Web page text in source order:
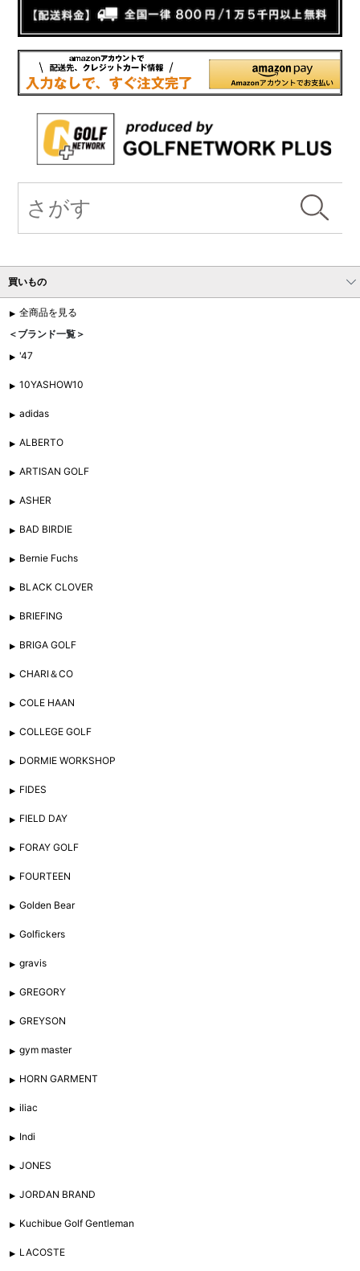
買いもの
全商品を見る
＜ブランド一覧＞
'47
10YASHOW10
adidas
ALBERTO
ARTISAN GOLF
ASHER
BAD BIRDIE
Bernie Fuchs
BLACK CLOVER
BRIEFING
BRIGA GOLF
CHARI＆CO
COLE HAAN
COLLEGE GOLF
DORMIE WORKSHOP
FIDES
FIELD DAY
FORAY GOLF
FOURTEEN
Golden Bear
Golfickers
gravis
GREGORY
GREYSON
gym master
HORN GARMENT
iliac
Indi
JONES
JORDAN BRAND
Kuchibue Golf Gentleman
LACOSTE